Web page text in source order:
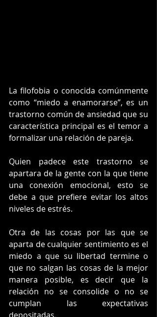
La filofobia o conocida comúnmente
como “miedo a enamorarse”, es un
trastorno común de ansiedad que su
característica principal es el temor a
formalizar una relación de pareja.
Quien padece este trastorno se
apartara de la gente con la que tiene
una conexión emocional, esto se
debe a que prefiere evitar los altos
niveles de estrés.
Otra de las cosas por las que se
aparta de cualquier sentimiento es el
miedo a que su libertad termine o
que no salgan las cosas de la mejor
manera posible, es decir que la
relación no se consolide o no se
cumplan las expectativas